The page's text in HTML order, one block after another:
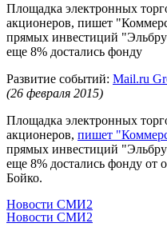
Площадка электронных
акционеров, пишет
прямых инвестиций
еще 8% достались фонду
Развитие событий: Mail.ru
(26 февраля 2015)
Площадка электронных
акционеров, пишет
прямых инвестиций
еще 8% достались фонду от
Бойко.
Новости СМИ2
Новости СМИ2